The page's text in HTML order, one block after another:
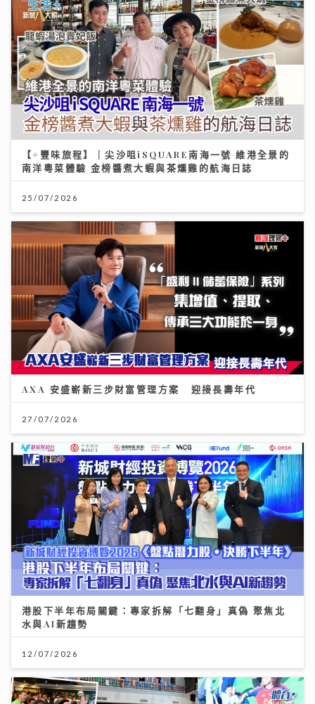
【#豐味旅程】｜尖沙咀iSQUARE南海一號 維港全景的
南洋粵菜體驗 金榜醬煮大蝦與茶燻雞的航海日誌
25/07/2026
AXA 安盛嶄新三步財富管理方案 迎接長壽年代
27/07/2026
港股下半年布局關鍵：專家拆解「七翻身」真偽 聚焦北
水與AI新趨勢
12/07/2026